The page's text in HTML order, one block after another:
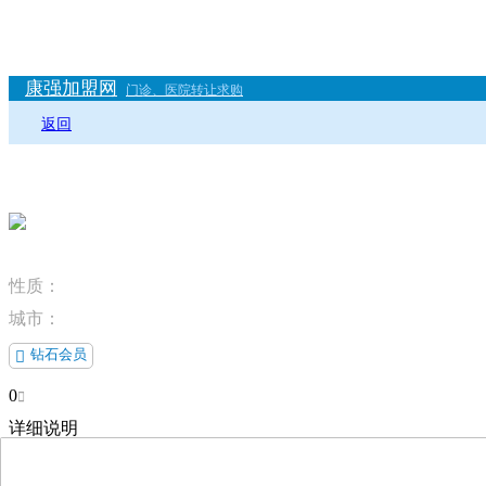
康强加盟网 门诊、医院转让求购
返回
性质：
城市：
 钻石会员
0
详细说明